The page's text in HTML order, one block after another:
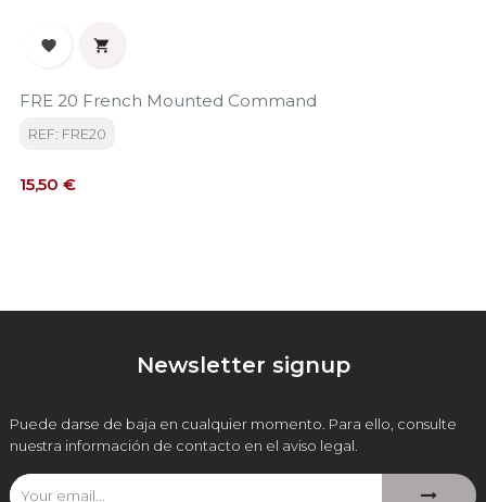
 
FRE 20 French Mounted Command
REF: FRE20
Precio
15,50 €
Newsletter signup
Puede darse de baja en cualquier momento. Para ello, consulte
nuestra información de contacto en el aviso legal.